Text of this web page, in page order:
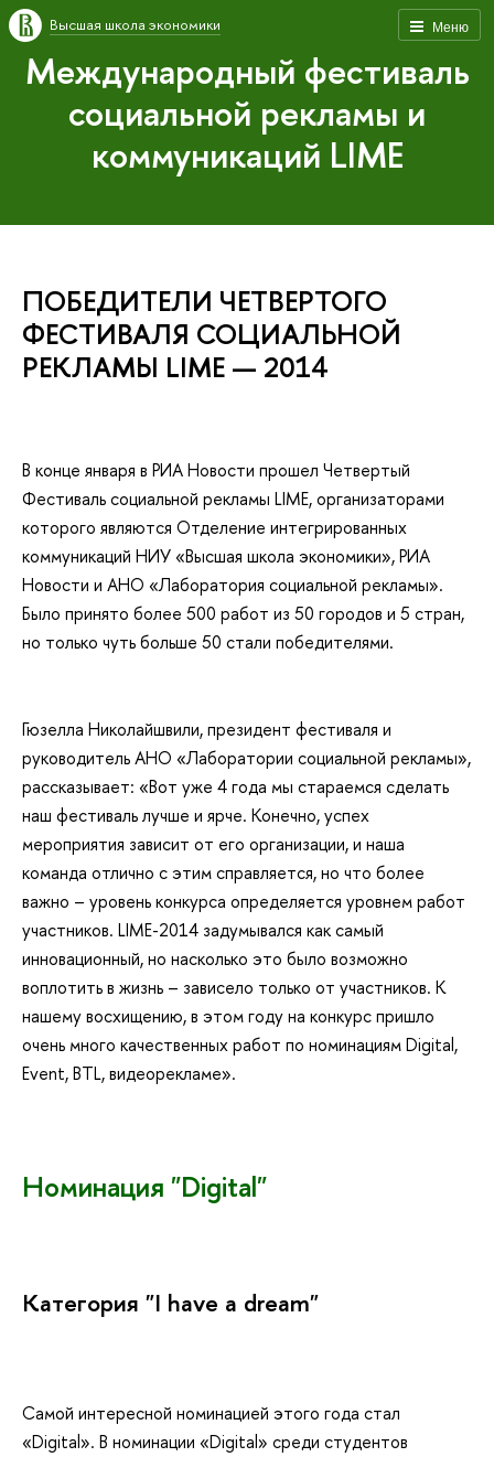
Меню
Высшая школа экономики
Международный фестиваль
социальной рекламы и
коммуникаций LIME
ПОБЕДИТЕЛИ ЧЕТВЕРТОГО
ФЕСТИВАЛЯ СОЦИАЛЬНОЙ
РЕКЛАМЫ LIME — 2014
В конце января в РИА Новости прошел Четвертый
Фестиваль социальной рекламы LIME, организаторами
которого являются Отделение интегрированных
коммуникаций НИУ «Высшая школа экономики», РИА
Новости и АНО «Лаборатория социальной рекламы».
Было принято более 500 работ из 50 городов и 5 стран,
но только чуть больше 50 стали победителями.
Гюзелла Николайшвили, президент фестиваля и
руководитель АНО «Лаборатории социальной рекламы»,
рассказывает: «Вот уже 4 года мы стараемся сделать
наш фестиваль лучше и ярче. Конечно, успех
мероприятия зависит от его организации, и наша
команда отлично с этим справляется, но что более
важно – уровень конкурса определяется уровнем работ
участников. LIME-2014 задумывался как самый
инновационный, но насколько это было возможно
воплотить в жизнь – зависело только от участников. К
нашему восхищению, в этом году на конкурс пришло
очень много качественных работ по номинациям Digital,
Event, BTL, видеорекламе».
Номинация "Digital"
Категория "I have a dream"
Самой интересной номинацией этого года стал
«Digital». В номинации «Digital» среди студентов